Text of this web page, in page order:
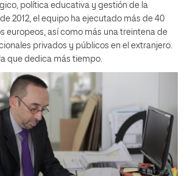
política educativa y gestión de la
2012, el equipo ha ejecutado más de 40
europeos, así como más una treintena de
privados y públicos en el extranjero.
que dedica más tiempo.